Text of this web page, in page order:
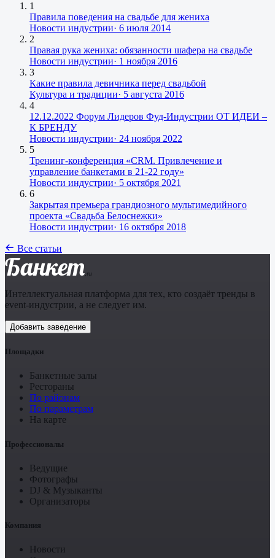
1
Правила поведения на свадьбе для жениха
Новости индустрии· 6 июля 2014
2
Правая рука жениха: обязанности шафера на свадьбе
Новости индустрии· 1 ноября 2016
3
Какие правила девичника перед свадьбой
Культура и традиции· 5 августа 2016
4
12.12.2022 Форум Лидеров Фуд-Индустрии ОТ ИДЕИ –
К БРЕНДУ
Новости индустрии· 24 ноября 2022
5
Тренинг-конференция «CRM. Привлечение и
управление банкетами в 21-22 году»
Новости индустрии· 5 октября 2021
6
Закрытая премьера грандиозного мультимедийного
проекта «Свадьба Белоснежки»
Новости индустрии· 16 октября 2018
Все статьи
Банкет .ru
Интеллектуальная платформа для тех, кто создаёт тренды в
event-индустрии, а не следует им.
Добавить заведение
Площадки
Банкетные залы
Рестораны
По районам
По параметрам
На карте
Профессионалы
Ведущие
Фотографы
DJ & Музыканты
Организаторы
Компания
Новости